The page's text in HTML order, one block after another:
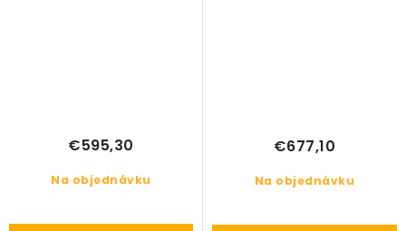
Na objednávku
€595,30
Na objednávku
€677,10